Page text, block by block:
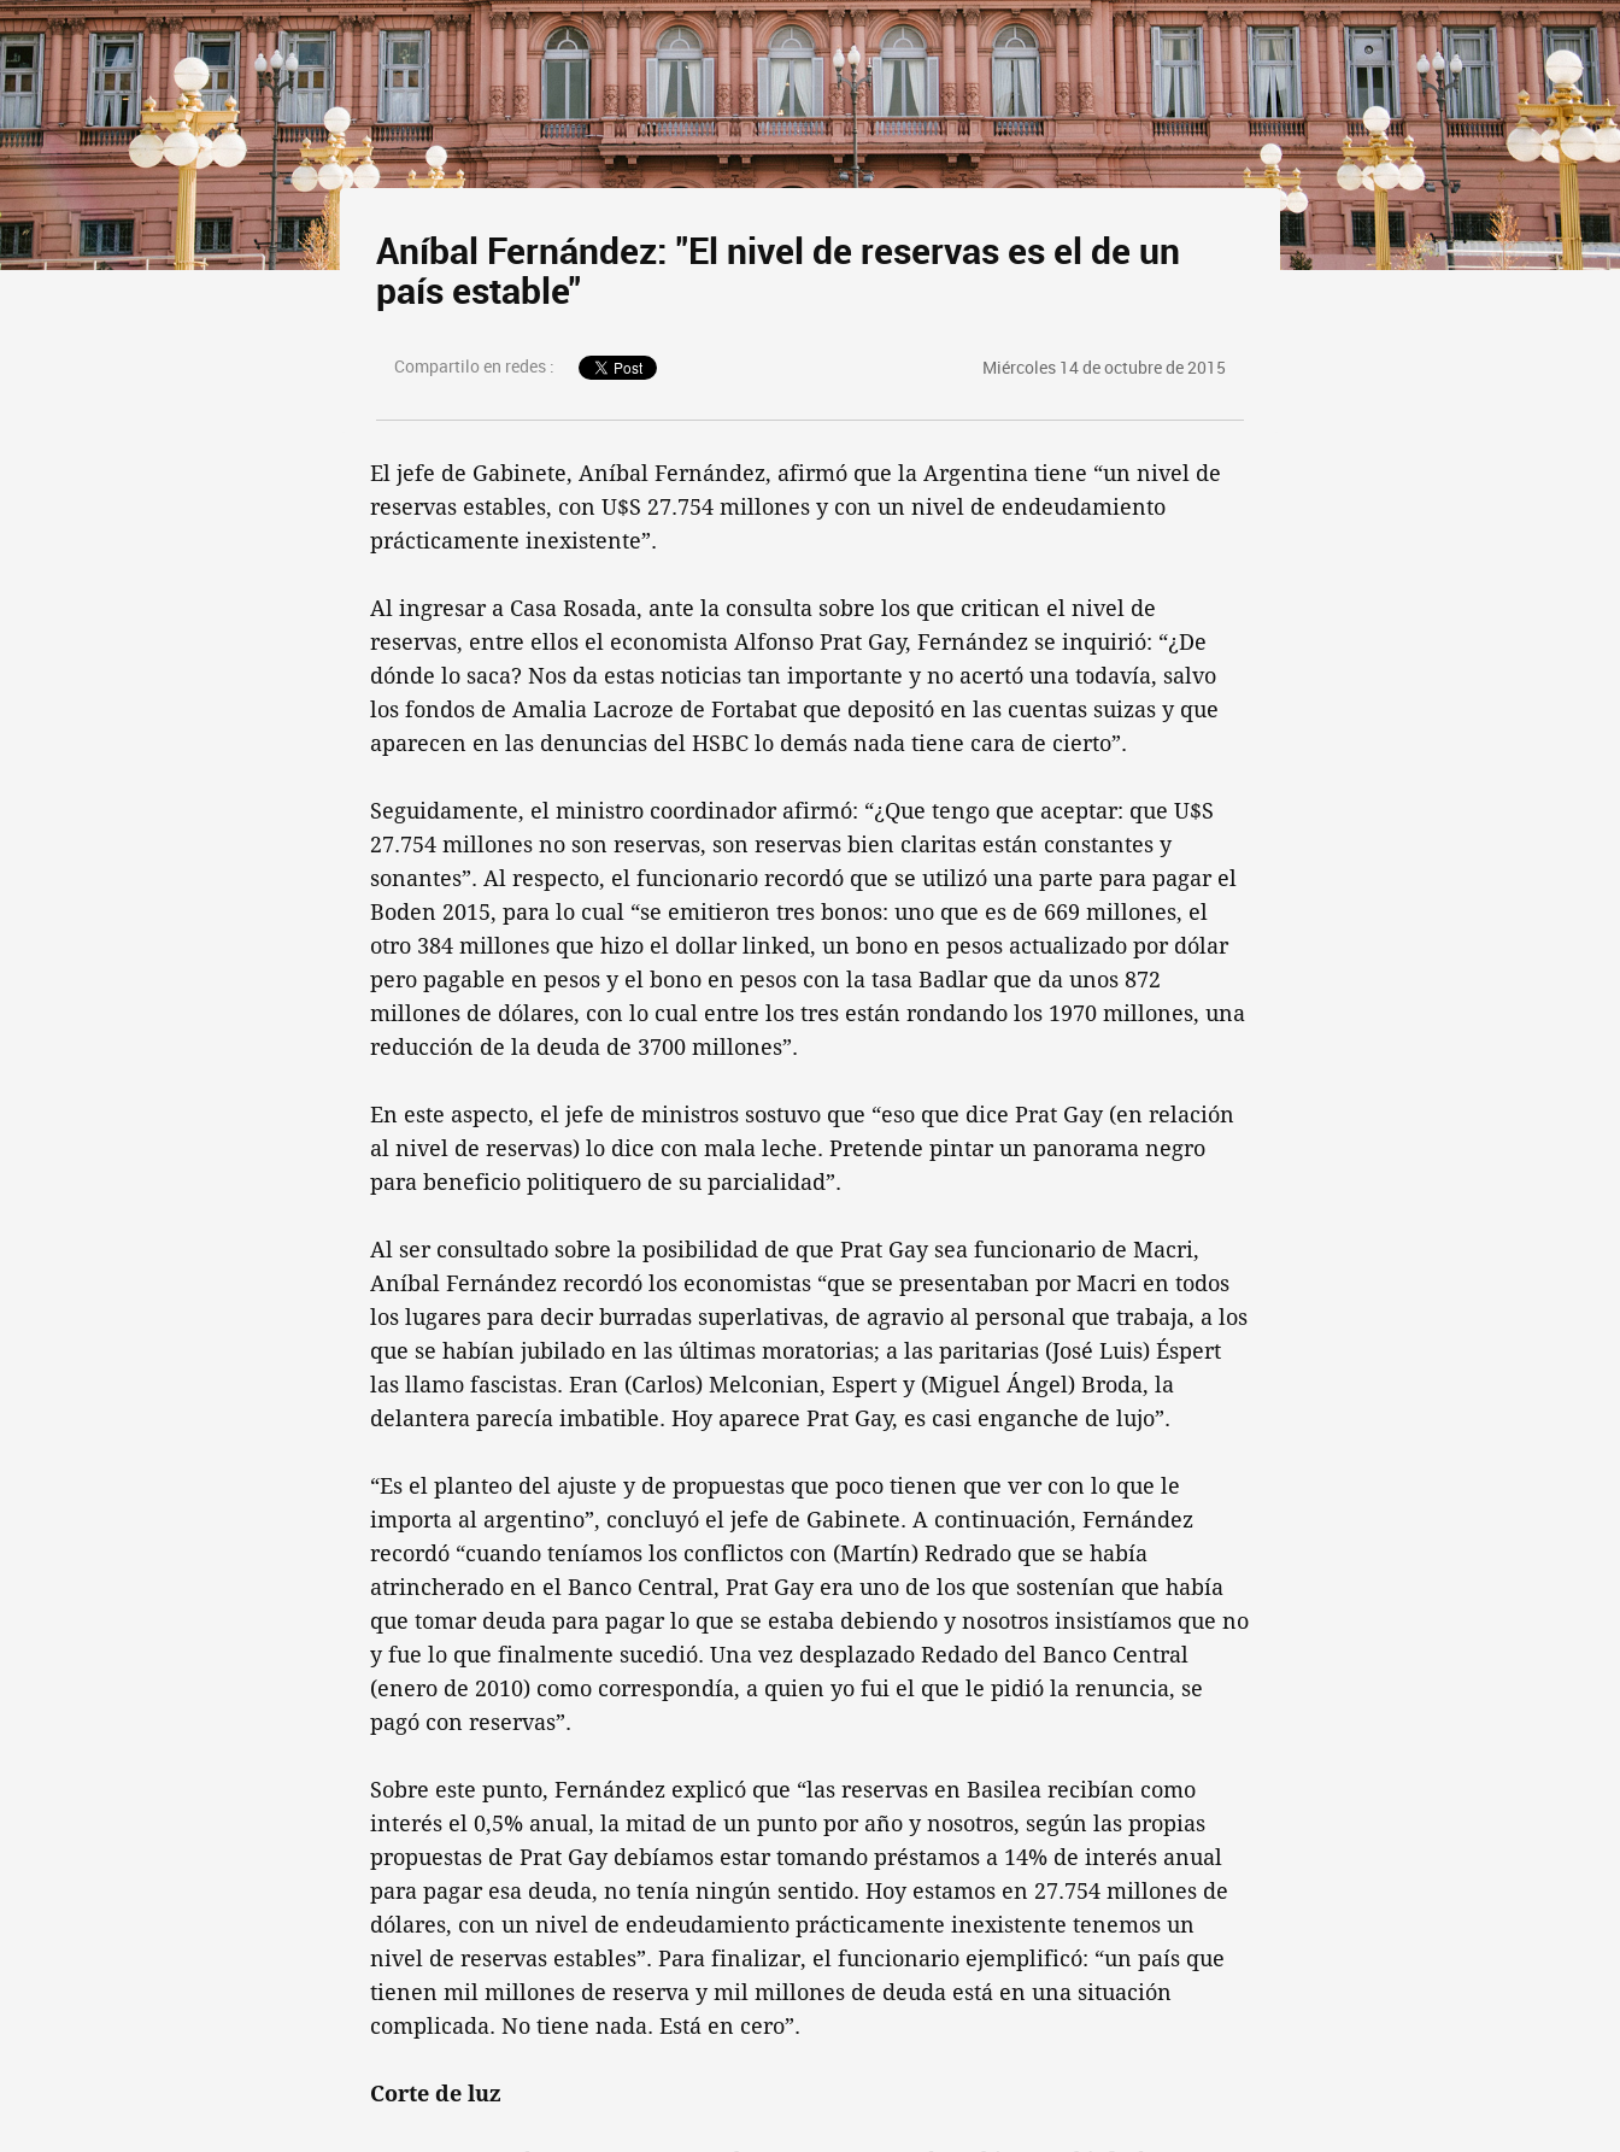
Aníbal Fernández: "El nivel de reservas es el de un
país estable"
Compartilo en redes : Miércoles 14 de octubre de 2015
El jefe de Gabinete, Aníbal Fernández, afirmó que la Argentina tiene “un nivel de
reservas estables, con U$S 27.754 millones y con un nivel de endeudamiento
prácticamente inexistente”.
Al ingresar a Casa Rosada, ante la consulta sobre los que critican el nivel de
reservas, entre ellos el economista Alfonso Prat Gay, Fernández se inquirió: “¿De
dónde lo saca? Nos da estas noticias tan importante y no acertó una todavía, salvo
los fondos de Amalia Lacroze de Fortabat que depositó en las cuentas suizas y que
aparecen en las denuncias del HSBC lo demás nada tiene cara de cierto”.
Seguidamente, el ministro coordinador afirmó: “¿Que tengo que aceptar: que U$S
27.754 millones no son reservas, son reservas bien claritas están constantes y
sonantes”. Al respecto, el funcionario recordó que se utilizó una parte para pagar el
Boden 2015, para lo cual “se emitieron tres bonos: uno que es de 669 millones, el
otro 384 millones que hizo el dollar linked, un bono en pesos actualizado por dólar
pero pagable en pesos y el bono en pesos con la tasa Badlar que da unos 872
millones de dólares, con lo cual entre los tres están rondando los 1970 millones, una
reducción de la deuda de 3700 millones”.
En este aspecto, el jefe de ministros sostuvo que “eso que dice Prat Gay (en relación
al nivel de reservas) lo dice con mala leche. Pretende pintar un panorama negro
para beneficio politiquero de su parcialidad”.
Al ser consultado sobre la posibilidad de que Prat Gay sea funcionario de Macri,
Aníbal Fernández recordó los economistas “que se presentaban por Macri en todos
los lugares para decir burradas superlativas, de agravio al personal que trabaja, a los
que se habían jubilado en las últimas moratorias; a las paritarias (José Luis) Éspert
las llamo fascistas. Eran (Carlos) Melconian, Espert y (Miguel Ángel) Broda, la
delantera parecía imbatible. Hoy aparece Prat Gay, es casi enganche de lujo”.
“Es el planteo del ajuste y de propuestas que poco tienen que ver con lo que le
importa al argentino”, concluyó el jefe de Gabinete. A continuación, Fernández
recordó “cuando teníamos los conflictos con (Martín) Redrado que se había
atrincherado en el Banco Central, Prat Gay era uno de los que sostenían que había
que tomar deuda para pagar lo que se estaba debiendo y nosotros insistíamos que no
y fue lo que finalmente sucedió. Una vez desplazado Redado del Banco Central
(enero de 2010) como correspondía, a quien yo fui el que le pidió la renuncia, se
pagó con reservas”.
Sobre este punto, Fernández explicó que “las reservas en Basilea recibían como
interés el 0,5% anual, la mitad de un punto por año y nosotros, según las propias
propuestas de Prat Gay debíamos estar tomando préstamos a 14% de interés anual
para pagar esa deuda, no tenía ningún sentido. Hoy estamos en 27.754 millones de
dólares, con un nivel de endeudamiento prácticamente inexistente tenemos un
nivel de reservas estables”. Para finalizar, el funcionario ejemplificó: “un país que
tienen mil millones de reserva y mil millones de deuda está en una situación
complicada. No tiene nada. Está en cero”.
Corte de luz